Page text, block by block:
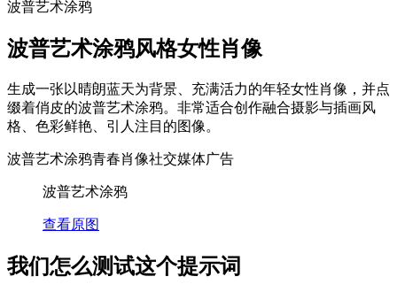
波普艺术涂鸦
波普艺术涂鸦风格女性肖像
生成一张以晴朗蓝天为背景、充满活力的年轻女性肖像，并点
缀着俏皮的波普艺术涂鸦。非常适合创作融合摄影与插画风
格、色彩鲜艳、引人注目的图像。
波普艺术涂鸦青春肖像社交媒体广告
波普艺术涂鸦
查看原图
我们怎么测试这个提示词